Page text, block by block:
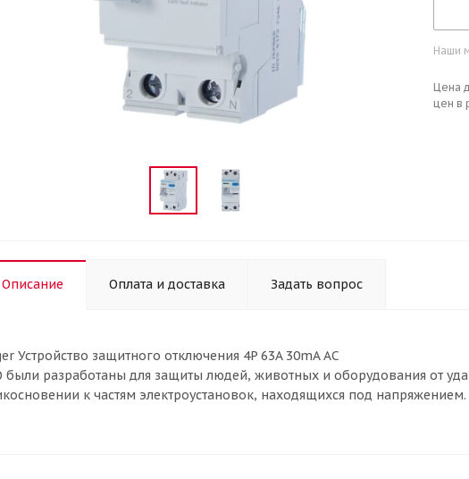
Наши
Цена
цен в
Описание Оплата и доставка Задать вопрос
Устройство защитного отключения 4P 63A 30mA AC
были разработаны для защиты людей, животных и оборудования от
к частям электроустановок, находящихся под напряжением.